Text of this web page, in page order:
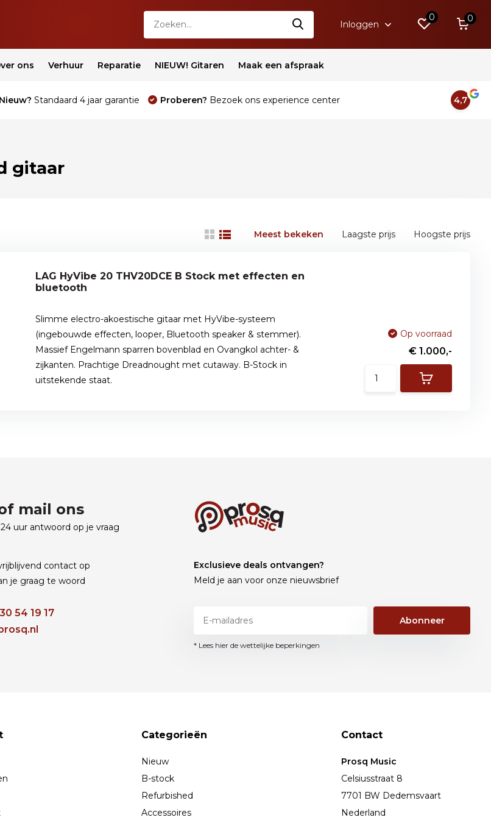
Inloggen
0 0
ons Verhuur Reparatie NIEUW! Gitaren Maak een afspraak
Nieuw? Standaard 4 jaar garantie Proberen? Bezoek ons experience center 4,7
gitaar
Meest bekeken Laagste prijs Hoogste prijs
LAG HyVibe 20 THV20DCE B Stock met effecten en
bluetooth
Slimme electro-akoestische gitaar met HyVibe-systeem
(ingebouwde effecten, looper, Bluetooth speaker & stemmer).
Massief Engelmann sparren bovenblad en Ovangkol achter- &
zijkanten. Prachtige Dreadnought met cutaway. B-Stock in
uitstekende staat.
Op voorraad
€ 1.000,-
mail ons
uur antwoord op je vraag
contact op
je graag te woord
54 19 17
Exclusieve deals ontvangen?
Meld je aan voor onze nieuwsbrief
Abonneer
* Lees hier de wettelijke beperkingen
Categorieën
Nieuw
B-stock
Refurbished
Accessoires
Contact
Prosq Music
Celsiusstraat 8
7701 BW Dedemsvaart
Nederland